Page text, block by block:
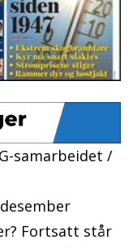
samarbeidet /
Fortsatt står